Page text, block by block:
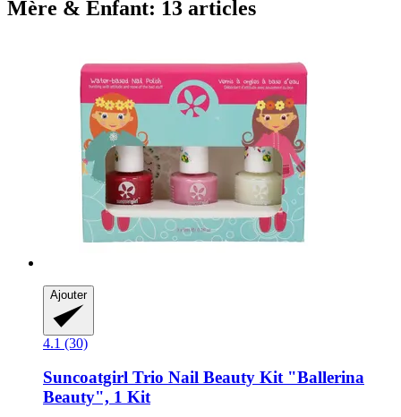
Mère & Enfant: 13 articles
Ajouter
4.1 (30)
Suncoatgirl Trio Nail Beauty Kit "Ballerina
Beauty", 1 Kit